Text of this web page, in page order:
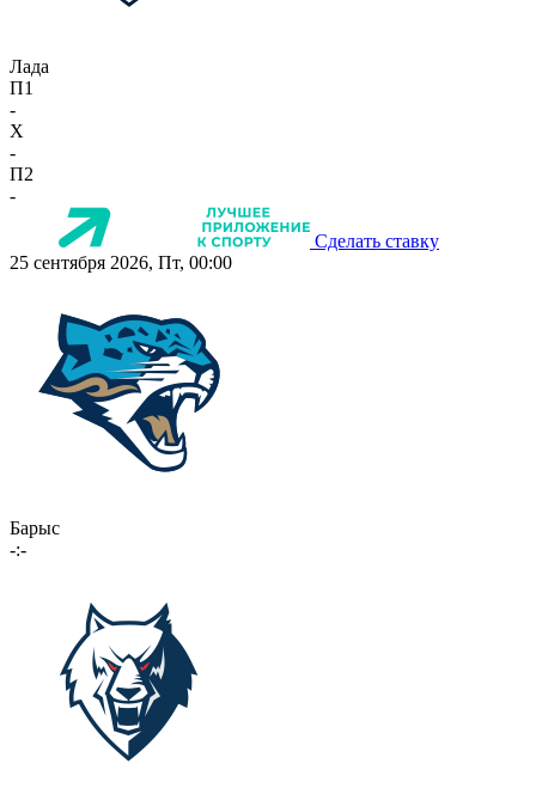
Лада
П1
-
X
-
П2
-
Сделать ставку
25 сентября 2026, Пт, 00:00
Барыс
-:-